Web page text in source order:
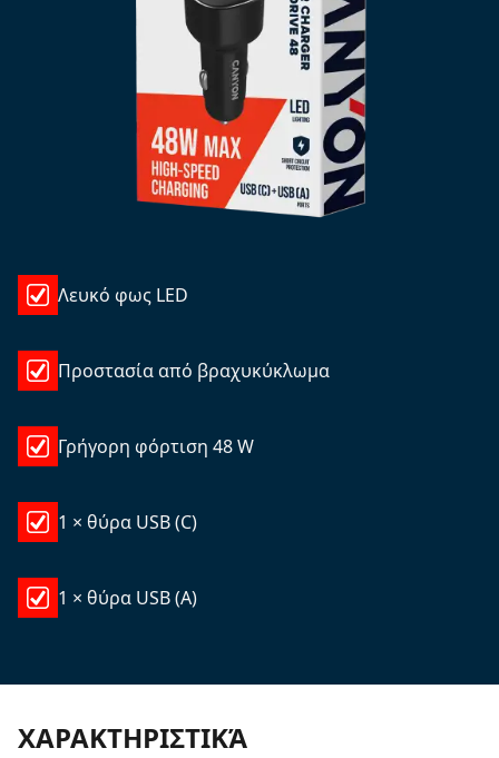
Λευκό φως LED
Προστασία από βραχυκύκλωμα
Γρήγορη φόρτιση 48 W
1 × θύρα USB (C)
1 × θύρα USB (A)
ΧΑΡΑΚΤΗΡΙΣΤΙΚΆ